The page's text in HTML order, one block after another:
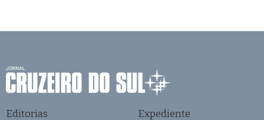
Editorias Expediente